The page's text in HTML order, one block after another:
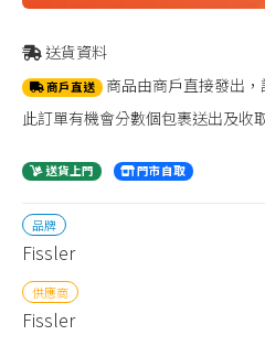
送貨資料
商戶直送 商品由商戶直接發出
此訂單有機會分數個包裹送出及收
送貨上門 門市自取
品牌
Fissler
供應商
Fissler